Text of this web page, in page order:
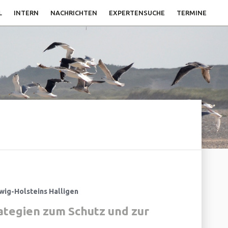
INTERN NACHRICHTEN EXPERTENSUCHE TERMINE
Holsteins Halligen
zum Schutz und zur